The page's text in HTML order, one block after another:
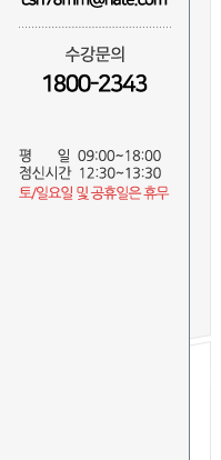
경영학사
보육교사
한국어교원
교양